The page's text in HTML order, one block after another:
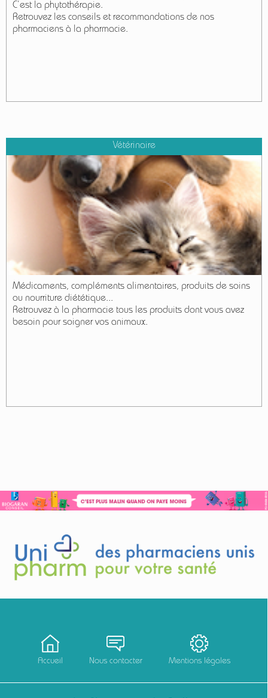
C’est la phytothérapie.
Retrouvez les conseils et recommandations de nos
pharmaciens à la pharmacie.
Vétérinaire
Médicaments, compléments alimentaires, produits de soins
ou nourriture diététique...
Retrouvez à la pharmacie tous les produits dont vous avez
besoin pour soigner vos animaux.
Accueil Nous contacter Mentions légales